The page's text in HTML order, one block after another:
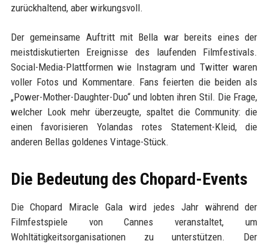
zurückhaltend, aber wirkungsvoll.
Der gemeinsame Auftritt mit Bella war bereits eines der
meistdiskutierten Ereignisse des laufenden Filmfestivals.
Social-Media-Plattformen wie Instagram und Twitter waren
voller Fotos und Kommentare. Fans feierten die beiden als
„Power-Mother-Daughter-Duo“ und lobten ihren Stil. Die Frage,
welcher Look mehr überzeugte, spaltet die Community: die
einen favorisieren Yolandas rotes Statement-Kleid, die
anderen Bellas goldenes Vintage-Stück.
Die Bedeutung des Chopard-Events
Die Chopard Miracle Gala wird jedes Jahr während der
Filmfestspiele von Cannes veranstaltet, um
Wohltätigkeitsorganisationen zu unterstützen. Der